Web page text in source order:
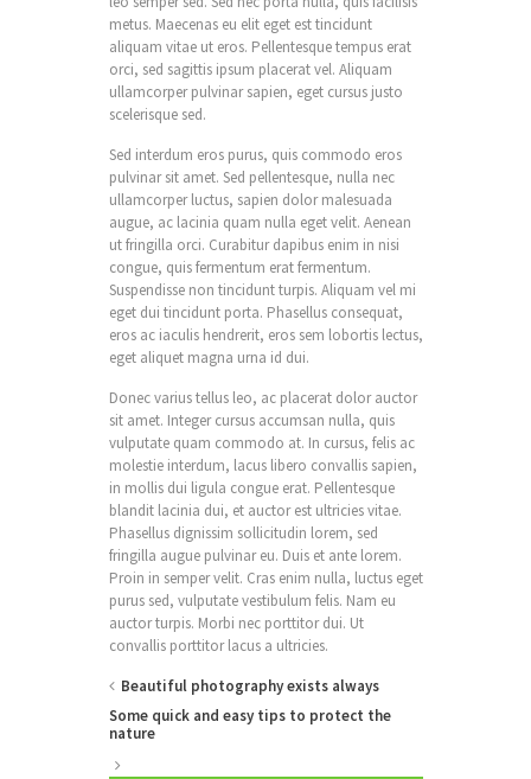
metus. Maecenas eu elit eget est tincidunt
aliquam vitae ut eros. Pellentesque tempus erat
orci, sed sagittis ipsum placerat vel. Aliquam
ullamcorper pulvinar sapien, eget cursus justo
scelerisque sed.
Sed interdum eros purus, quis commodo eros
pulvinar sit amet. Sed pellentesque, nulla nec
ullamcorper luctus, sapien dolor malesuada
augue, ac lacinia quam nulla eget velit. Aenean
ut fringilla orci. Curabitur dapibus enim in nisi
congue, quis fermentum erat fermentum.
Suspendisse non tincidunt turpis. Aliquam vel mi
eget dui tincidunt porta. Phasellus consequat,
eros ac iaculis hendrerit, eros sem lobortis lectus,
eget aliquet magna urna id dui.
Donec varius tellus leo, ac placerat dolor auctor
sit amet. Integer cursus accumsan nulla, quis
vulputate quam commodo at. In cursus, felis ac
molestie interdum, lacus libero convallis sapien,
in mollis dui ligula congue erat. Pellentesque
blandit lacinia dui, et auctor est ultricies vitae.
Phasellus dignissim sollicitudin lorem, sed
fringilla augue pulvinar eu. Duis et ante lorem.
Proin in semper velit. Cras enim nulla, luctus eget
purus sed, vulputate vestibulum felis. Nam eu
auctor turpis. Morbi nec porttitor dui. Ut
convallis porttitor lacus a ultricies.
Beautiful photography exists always
Some quick and easy tips to protect the
nature